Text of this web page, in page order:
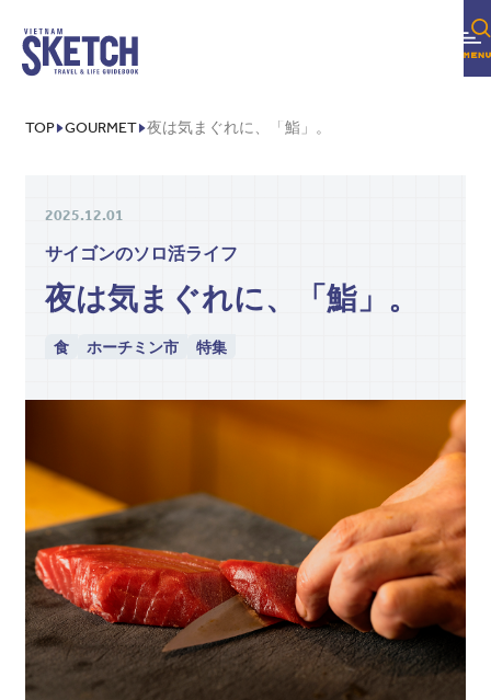
TOP GOURMET 夜は気まぐれに、「鮨」。
2025.12.01
サイゴンのソロ活ライフ
夜は気まぐれに、「鮨」。
食 ホーチミン市 特集